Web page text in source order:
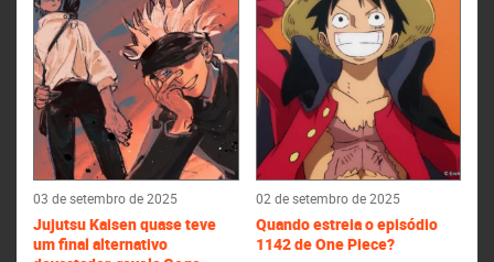
03 de setembro de 2025
Jujutsu Kaisen quase teve
um final alternativo
02 de setembro de 2025
Quando estreia o episódio
1142 de One Piece?